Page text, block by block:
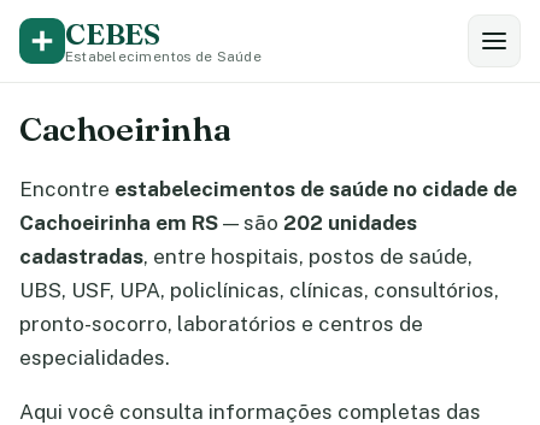
CEBES
Estabelecimentos de Saúde
Cachoeirinha
Encontre estabelecimentos de saúde no cidade de
Cachoeirinha em RS — são 202 unidades
cadastradas, entre hospitais, postos de saúde,
UBS, USF, UPA, policlínicas, clínicas, consultórios,
pronto-socorro, laboratórios e centros de
especialidades.
Aqui você consulta informações completas das